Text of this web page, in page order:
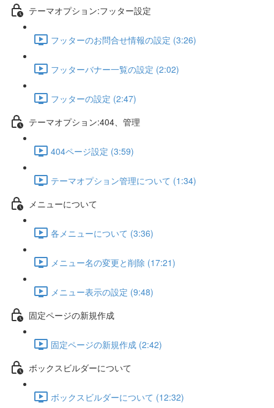
テーマオプション:フッター設定
フッターのお問合せ情報の設定 (3:26)
フッターバナー一覧の設定 (2:02)
フッターの設定 (2:47)
テーマオプション:404、管理
404ページ設定 (3:59)
テーマオプション管理について (1:34)
メニューについて
各メニューについて (3:36)
メニュー名の変更と削除 (17:21)
メニュー表示の設定 (9:48)
固定ページの新規作成
固定ページの新規作成 (2:42)
ボックスビルダーについて
ボックスビルダーについて (12:32)